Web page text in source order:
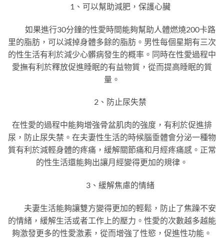
1、可以幫助減肥，保護心臟
如果進行30分鐘的性愛時間能夠幫助人體燃燒200卡路
里的脂肪，可以減掉身體多餘的脂肪。男性每個星期有三次
的性生活有利於減少心髒病發生的概率。同時在性愛過程中
愛撫有利於釋放促進睡眠的有益物質，從而提高睡眠的質
量。
2、防止尿失禁
在性愛的過程中能夠增強骨盆肌肉的強度，有利於促進排
尿，防止尿失禁。在夫妻性生活的時候腦垂體會分泌一種物
質有利於減輕身體的疼痛，緩解關節痛和月經疼痛感。正常
的性生活還能夠出讓月經變得更加的規律。
3、緩解焦慮的情緒
夫妻生活能夠讓雙方變得更加的輕鬆，防止了焦躁不安
的情緒，緩解生活或者工作上的壓力。性愛的次數越多越能
夠激發更多的性愛激素，從而增強了性慾，促進性功能。